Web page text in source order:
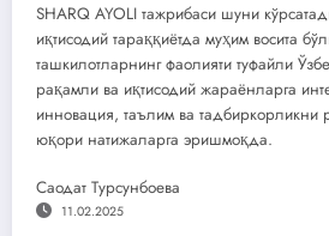
SHARQ AYOLI тажрибаси шуни
иқтисодий тараққиётда муҳим восита
ташкилотларнинг фаолияти туфайли
рақамли ва иқтисодий жараёнларга
инновация, таълим ва
юқори натижаларга эришмоқда.
Саодат Турсунбоева
11.02.2025